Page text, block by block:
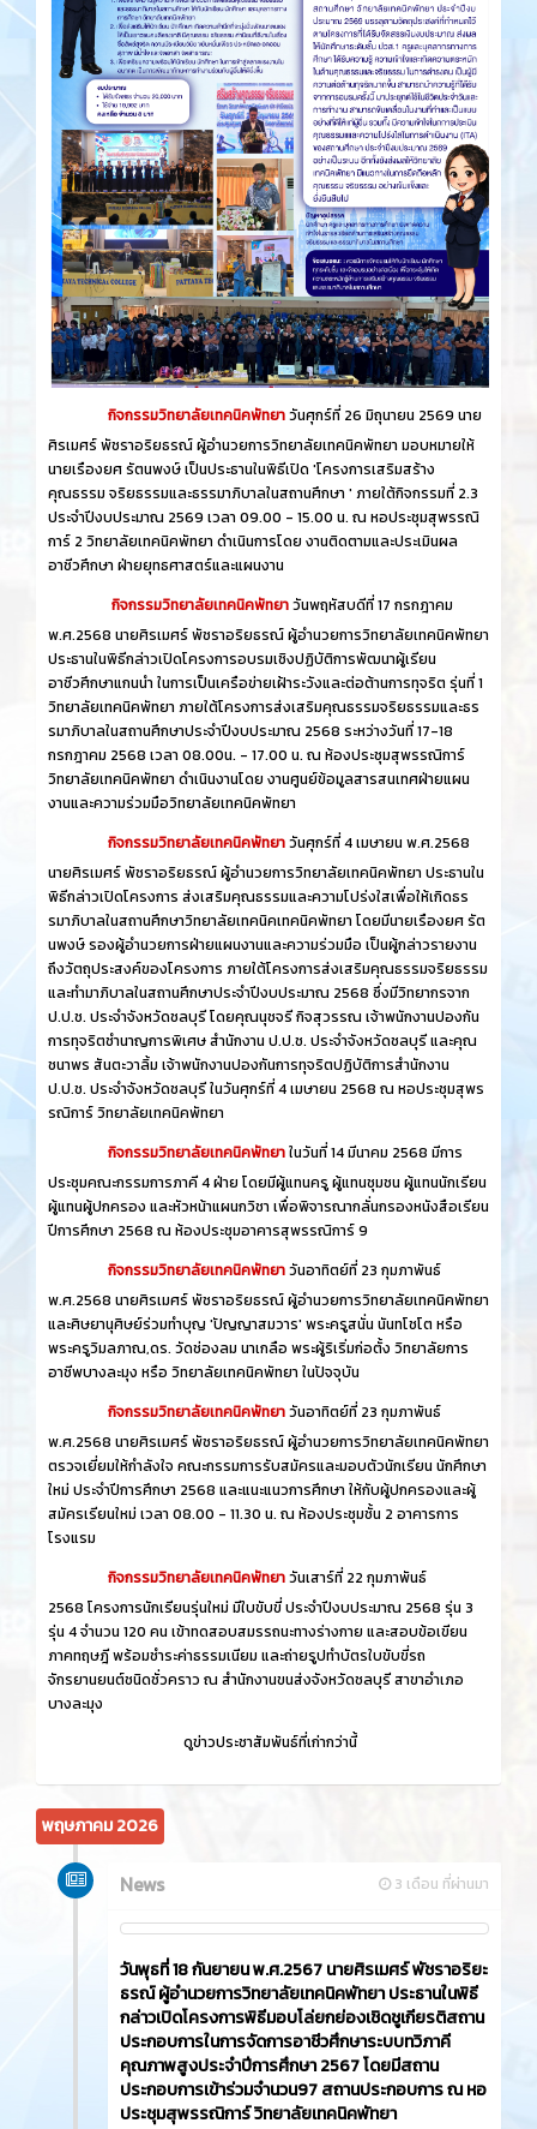
กิจกรรมวิทยาลัยเทคนิคพัทยาวันศุกร์​ที่ 26 ​มิถุนายน​ 2569 นาย
ศิรเมศร์ พัชราอริยธรณ์ ผู้อำนวยการวิทยาลัยเทคนิคพัทยา มอบหมายให้
นายเรืองยศ รัตนพงษ์ เป็นประธานในพิธีเปิด 'โครงการเสริมสร้าง
คุณธรรม จริยธรรมและธรรมาภิบาลในสถานศึกษา ' ภายใต้กิจกรรมที่ 2.3
ประจำปีงบประมาณ 2569 เวลา 09.00 - 15.00 น. ณ หอประชุมสุพรรณิ
การ์ 2 วิทยาลัยเทคนิคพัทยา ดำเนินการโดย งานติดตามและประเมินผล
อาชีวศึกษา ฝ่ายยุทธศาสตร์และแผนงาน
กิจกรรมวิทยาลัยเทคนิคพัทยาวันพฤหัสบดีที่ 17 กรกฎาคม
พ.ศ.2568 นายศิรเมศร์ พัชราอริยธรณ์ ผู้อำนวยการวิทยาลัยเทคนิคพัทยา
ประธานในพิธีกล่าวเปิดโครงการอบรมเชิงปฏิบัติการพัฒนาผู้เรียน
อาชีวศึกษาแกนนำ ในการเป็นเครือข่ายเฝ้าระวังและต่อต้านการทุจริต รุ่นที่ 1
วิทยาลัยเทคนิคพัทยา ภายใต้โครงการส่งเสริมคุณธรรมจริยธรรมและธร
รมาภิบาลในสถานศึกษาประจำปีงบประมาณ 2568 ระหว่างวันที่ 17-18
กรกฎาคม 2568 เวลา 08.00น. - 17.00 น. ณ ห้องประชุมสุพรรณิการ์
วิทยาลัยเทคนิคพัทยา ดำเนินงานโดย งานศูนย์ข้อมูลสารสนเทศฝ่ายแผน
งานและความร่วมมือวิทยาลัยเทคนิคพัทยา
กิจกรรมวิทยาลัยเทคนิคพัทยาวันศุกร์ที่ 4 เมษายน พ.ศ.2568
นายศิรเมศร์ พัชราอริยธรณ์ ผู้อำนวยการวิทยาลัยเทคนิคพัทยา ประธานใน
พิธีกล่าวเปิดโครงการ ส่งเสริมคุณธรรมและความโปร่งใสเพื่อให้เกิดธร
รมาภิบาลในสถานศึกษาวิทยาลัยเทคนิคเทคนิคพัทยา โดยมีนายเรืองยศ รัต
นพงษ์ รองผู้อำนวยการฝ่ายแผนงานและความร่วมมือ เป็นผู้กล่าวรายงาน
ถึงวัตถุประสงค์ของโครงการ ภายใต้โครงการส่งเสริมคุณธรรมจริยธรรม
และทำมาภิบาลในสถานศึกษาประจำปีงบประมาณ 2568 ซึ่งมีวิทยากรจาก
ป.ป.ช. ประจำจังหวัดชลบุรี โดยคุณนุชจรี กิจสุวรรณ เจ้าพนักงานปองกัน
การทุจริตชำนาญการพิเศษ สำนักงาน ป.ป.ช. ประจำจังหวัดชลบุรี และคุณ
ชนาพร สันตะวาลิ้ม เจ้าพนักงานปองกันการทุจริตปฏิบัติการสำนักงาน
ป.ป.ช. ประจำจังหวัดชลบุรี ในวันศุกร์ที่ 4 เมษายน 2568 ณ หอประชุมสุพร
รณิการ์ วิทยาลัยเทคนิคพัทยา
กิจกรรมวิทยาลัยเทคนิคพัทยาในวันที่ 14 มีนาคม 2568 มีการ
ประชุมคณะกรรมการภาคี 4 ฝ่าย โดยมีผู้แทนครู ผู้แทนชุมชน ผู้แทนนักเรียน
ผู้แทนผู้ปกครอง และหัวหน้าแผนกวิชา เพื่อพิจารณากลั่นกรองหนังสือเรียน
ปีการศึกษา 2568 ณ ห้องประชุมอาคารสุพรรณิการ์ 9
กิจกรรมวิทยาลัยเทคนิคพัทยาวันอาทิตย์ที่ 23 กุมภาพันธ์
พ.ศ.2568 นายศิรเมศร์ พัชราอริยธรณ์ ผู้อำนวยการวิทยาลัยเทคนิคพัทยา
และศิษยานุศิษย์ร่วมทำบุญ 'ปัญญาสมวาร' พระครูสนั่น นันทโชโต หรือ
พระครูวิมลภาณ,ดร. วัดช่องลม นาเกลือ พระผู้ริเริ่มก่อตั้ง วิทยาลัยการ
อาชีพบางละมุง หรือ วิทยาลัยเทคนิคพัทยา ในปัจจุบัน
กิจกรรมวิทยาลัยเทคนิคพัทยาวันอาทิตย์ที่ 23 กุมภาพันธ์
พ.ศ.2568 นายศิรเมศร์ พัชราอริยธรณ์ ผู้อำนวยการวิทยาลัยเทคนิคพัทยา
ตรวจเยี่ยมให้กำลังใจ คณะกรรมการรับสมัครและมอบตัวนักเรียน นักศึกษา
ใหม่ ประจำปีการศึกษา 2568 และแนะแนวการศึกษา ให้กับผู้ปกครองและผู้
สมัครเรียนใหม่ เวลา 08.00 - 11.30 น. ณ ห้องประชุมชั้น 2 อาคารการ
โรงแรม
กิจกรรมวิทยาลัยเทคนิคพัทยาวันเสาร์ที่ 22 กุมภาพันธ์
2568 โครงการนักเรียนรุ่นใหม่ มีใบขับขี่ ประจำปีงบประมาณ 2568 รุ่น 3
รุ่น 4 จำนวน 120 คน เข้าทดสอบสมรรถนะทางร่างกาย และสอบข้อเขียน
ภาคทฤษฎี พร้อมชำระค่าธรรมเนียม และถ่ายรูปทำบัตรใบขับขี่รถ
จักรยานยนต์ชนิดชั่วคราว ณ สำนักงานขนส่งจังหวัดชลบุรี สาขาอำเภอ
บางละมุง
ดูข่าวประชาสัมพันธ์ที่เก่ากว่านี้
พฤษภาคม 2026
3 เดือน ที่ผ่านมา
News
วันพุธที่ 18 กันยายน พ.ศ.2567 นายศิรเมศร์ พัชราอริยะ
ธรณ์ ผู้อำนวยการวิทยาลัยเทคนิคพัทยา ประธานในพิธี
กล่าวเปิดโครงการพิธีมอบโล่ยกย่องเชิดชูเกียรติสถาน
ประกอบการในการจัดการอาชีวศึกษาระบบทวิภาคี
คุณภาพสูงประจำปีการศึกษา 2567 โดยมีสถาน
ประกอบการเข้าร่วมจำนวน97 สถานประกอบการ ณ หอ
ประชุมสุพรรณิการ์ วิทยาลัยเทคนิคพัทยา